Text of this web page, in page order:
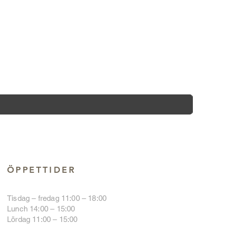
ÖPPETTIDER
Tisdag – fredag 11:00 – 18:00
Lunch 14:00 – 15:00
Lördag 11:00 – 15:00